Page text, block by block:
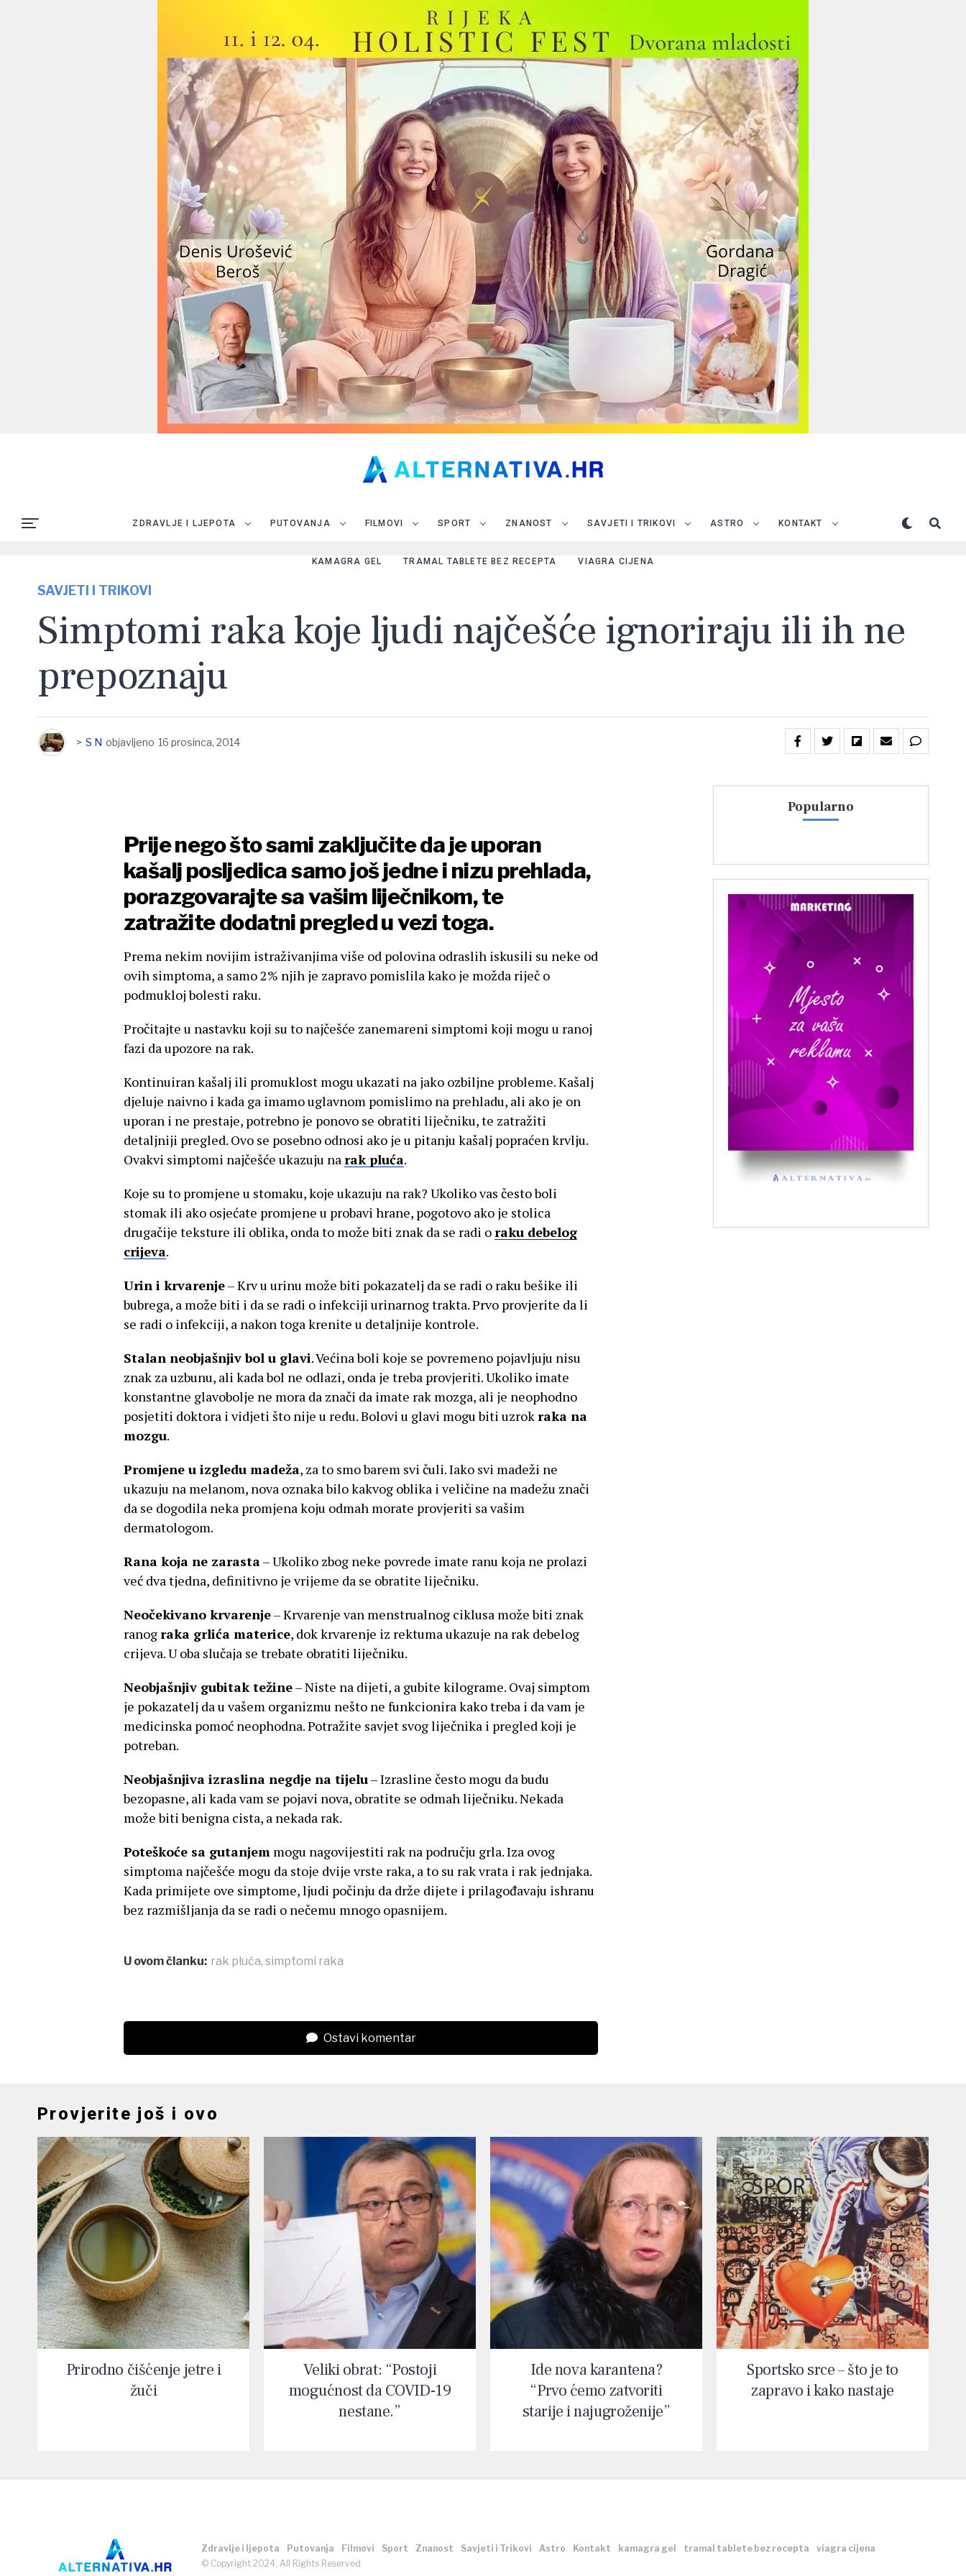
ZDRAVLJE I LJEPOTA PUTOVANJA FILMOVI SPORT ZNANOST SAVJETI I TRIKOVI ASTRO KONTAKT
KAMAGRA GEL TRAMAL TABLETE BEZ RECEPTA VIAGRA CIJENA
SAVJETI I TRIKOVI
Simptomi raka koje ljudi najčešće ignoriraju ili ih ne
prepoznaju
> S N objavljeno 16 prosinca, 2014
Prije nego što sami zaključite da je uporan
kašalj posljedica samo još jedne i nizu prehlada,
porazgovarajte sa vašim liječnikom, te
zatražite dodatni pregled u vezi toga.
Prema nekim novijim istraživanjima više od polovina odraslih iskusili su neke od
ovih simptoma, a samo 2% njih je zapravo pomislila kako je možda riječ o
podmukloj bolesti raku.
Pročitajte u nastavku koji su to najčešće zanemareni simptomi koji mogu u ranoj
fazi da upozore na rak.
Kontinuiran kašalj ili promuklost mogu ukazati na jako ozbiljne probleme. Kašalj
djeluje naivno i kada ga imamo uglavnom pomislimo na prehladu, ali ako je on
uporan i ne prestaje, potrebno je ponovo se obratiti liječniku, te zatražiti
detaljniji pregled. Ovo se posebno odnosi ako je u pitanju kašalj popraćen krvlju.
Ovakvi simptomi najčešće ukazuju narak pluća.
Koje su to promjene u stomaku, koje ukazuju na rak? Ukoliko vas često boli
stomak ili ako osjećate promjene u probavi hrane, pogotovo ako je stolica
drugačije teksture ili oblika, onda to može biti znak da se radi oraku debelog
crijeva.
Urin i krvarenje– Krv u urinu može biti pokazatelj da se radi o raku bešike ili
bubrega, a može biti i da se radi o infekciji urinarnog trakta. Prvo provjerite da li
se radi o infekciji, a nakon toga krenite u detaljnije kontrole.
Stalan neobjašnjiv bol u glavi. Većina boli koje se povremeno pojavljuju nisu
znak za uzbunu, ali kada bol ne odlazi, onda je treba provjeriti. Ukoliko imate
konstantne glavobolje ne mora da znači da imate rak mozga, ali je neophodno
posjetiti doktora i vidjeti što nije u redu. Bolovi u glavi mogu biti uzrokraka na
mozgu.
Promjene u izgledu madeža, za to smo barem svi čuli. Iako svi madeži ne
ukazuju na melanom, nova oznaka bilo kakvog oblika i veličine na madežu znači
da se dogodila neka promjena koju odmah morate provjeriti sa vašim
dermatologom.
Rana koja ne zarasta– Ukoliko zbog neke povrede imate ranu koja ne prolazi
već dva tjedna, definitivno je vrijeme da se obratite liječniku.
Neočekivano krvarenje– Krvarenje van menstrualnog ciklusa može biti znak
ranograka grlića materice, dok krvarenje iz rektuma ukazuje na rak debelog
crijeva. U oba slučaja se trebate obratiti liječniku.
Neobjašnjiv gubitak težine– Niste na dijeti, a gubite kilograme. Ovaj simptom
je pokazatelj da u vašem organizmu nešto ne funkcionira kako treba i da vam je
medicinska pomoć neophodna. Potražite savjet svog liječnika i pregled koji je
potreban.
Neobjašnjiva izraslina negdje na tijelu– Izrasline često mogu da budu
bezopasne, ali kada vam se pojavi nova, obratite se odmah liječniku. Nekada
može biti benigna cista, a nekada rak.
Poteškoće sa gutanjem mogu nagovijestiti rak na području grla. Iza ovog
simptoma najčešće mogu da stoje dvije vrste raka, a to su rak vrata i rak jednjaka.
Kada primijete ove simptome, ljudi počinju da drže dijete i prilagođavaju ishranu
bez razmišljanja da se radi o nečemu mnogo opasnijem.
U ovom članku: rak pluća, simptomi raka
Ostavi komentar
Popularno
Provjerite još i ovo
Prirodno čišćenje jetre i
žuči
Veliki obrat: “Postoji
mogućnost da COVID-19
nestane.”
Ide nova karantena?
“Prvo ćemo zatvoriti
starije i najugroženije”
Sportsko srce – što je to
zapravo i kako nastaje
Zdravlje i ljepota Putovanja Filmovi Sport Znanost Savjeti i Trikovi Astro Kontakt kamagra gel tramal tablete bez recepta
viagra cijena
© Copyright 2024, All Rights Reserved